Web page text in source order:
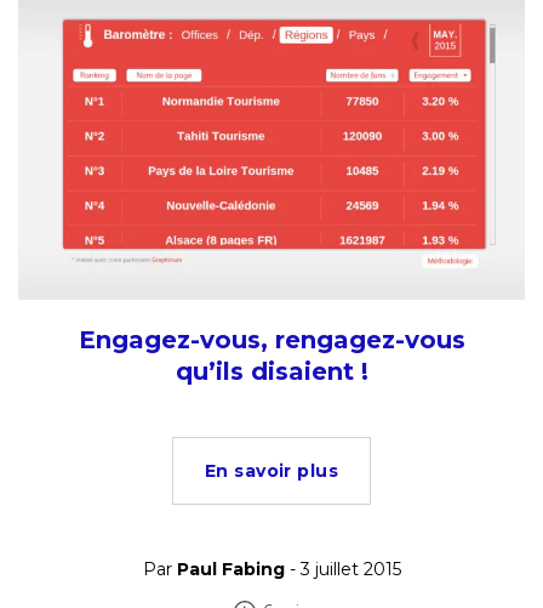
Engagez-vous, rengagez-vous
qu’ils disaient !
En savoir plus
Par Paul Fabing- 3 juillet 2015